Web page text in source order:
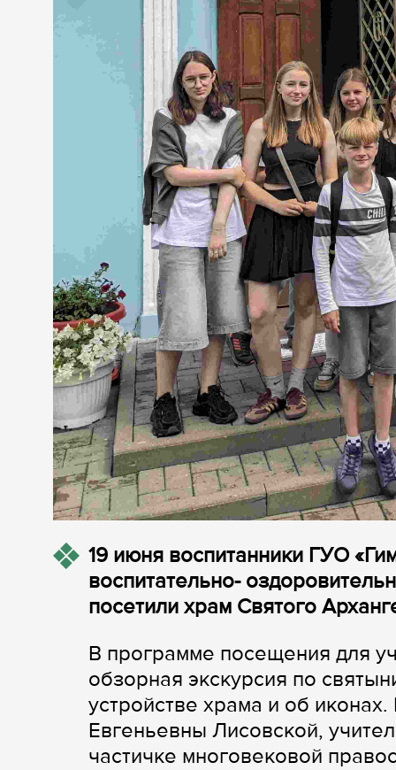
19 июня воспитанники ГУО
воспитательно-
посетили храм Святого
В программе посещения для
обзорная экскурсия по
устройстве храма и об
Евгеньевны Лисовской,
частичке многовековой